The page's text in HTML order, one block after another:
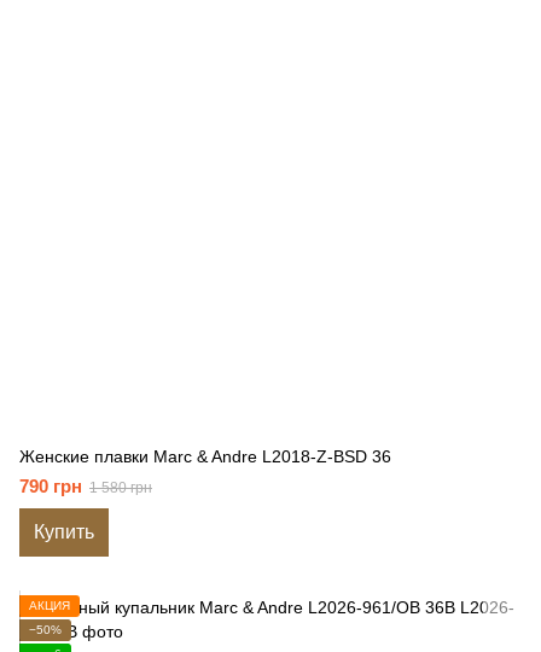
Женские плавки Marc & Andre L2018-Z-BSD 36
790 грн 1 580 грн
Купить
АКЦИЯ
−50%